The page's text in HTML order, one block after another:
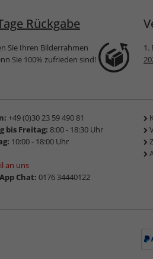
Rückgabe
Sie Ihren Bilderrahmen
Sie 100% zufrieden sind!
1.
+49 (0)30 23 59 490 81
bis Freitag: 8:00 - 18:30 Uhr
10:00 - 18:00 Uhr
an uns
Chat: 0176 34440122